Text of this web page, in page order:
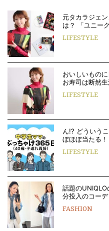
元タカラジェ
は？ 「ユニー
LIFESTYLE
おいしいもの
お寿司は断然
LIFESTYLE
ん!? どういう
ぼほぼ当たる
LIFESTYLE
話題の
分投入のコーデ
FASHION